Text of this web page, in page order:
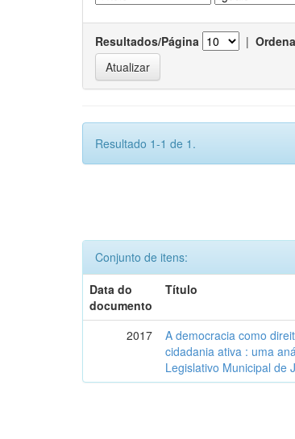
Resultados/Página |
Resultado 1-1 de 1.
Conjunto de itens:
Data do
documento
Título
2017
A democracia como
cidadania ativa : uma
Legislativo Municipal de